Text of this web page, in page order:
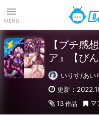
MENU
【プチ感
ア』【び
いりす/あい
更新：
13 作品 マ